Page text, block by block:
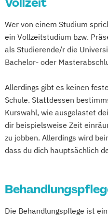
Villingen-
Würzburg
Fachkrankenpflege
Palliative Care
Pflege- und
Pflegefachkraft in
Verfahrenspfleger
Pflege
Sozialwesen (IHK)
Hygienebeauftragter
Dienst
Pflegetherapeut
Wer von einem Studium
ein Vollzeitstudium bzw.
als Studierende/r die
Bachelor- oder
Allerdings gibt es keinen
Schule. Stattdessen
Kurswahl, wie ausgelastet
dir beispielsweise Zeit
zu jobben. Allerdings wird
dass du dich hauptsächlich
Die Behandlungspflege ist